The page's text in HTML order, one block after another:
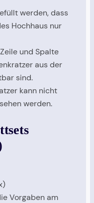
werden, dass
Hochhaus nur
und Spalte
aus der
sind.
kann nicht
werden.
Vorgaben am